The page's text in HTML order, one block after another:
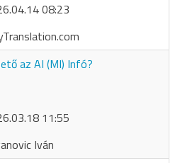
08:23
az AI (MI) Infó?
11:55
Iván